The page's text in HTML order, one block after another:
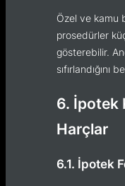
Özel ve kamu
prosedürler
gösterebilir.
sıfırlandığını
6. İpotek
Harçlar
6.1. İpotek